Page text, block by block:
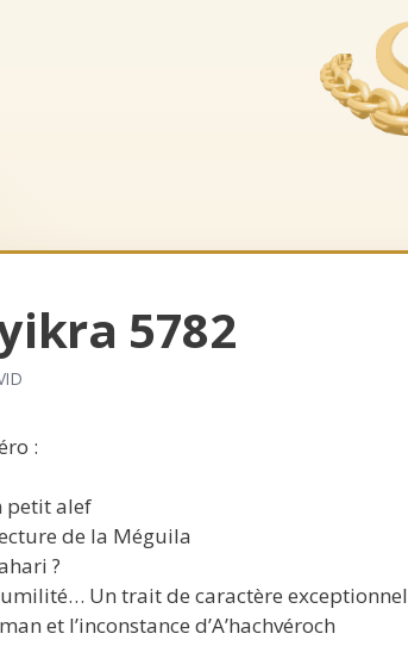
5782
:
petit alef
de la Méguila
?
Un trait de caractère exceptionnel
et l’inconstance d’A’hachvéroch